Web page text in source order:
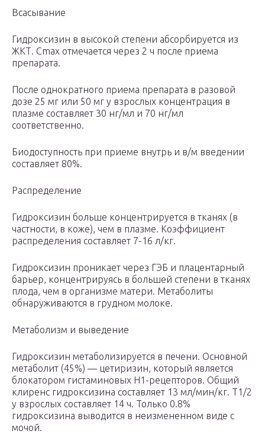
Всасывание
Гидроксизин в высокой степени абсорбируется из
ЖКТ. Cmax отмечается через 2 ч после приема
препарата.
После однократного приема препарата в разовой
дозе 25 мг или 50 мг у взрослых концентрация в
плазме составляет 30 нг/мл и 70 нг/мл
соответственно.
Биодоступность при приеме внутрь и в/м введении
составляет 80%.
Распределение
Гидроксизин больше концентрируется в тканях (в
частности, в коже), чем в плазме. Коэффициент
распределения составляет 7-16 л/кг.
Гидроксизин проникает через ГЭБ и плацентарный
барьер, концентрируясь в большей степени в тканях
плода, чем в организме матери. Метаболиты
обнаруживаются в грудном молоке.
Метаболизм и выведение
Гидроксизин метаболизируется в печени. Основной
метаболит (45%) — цетиризин, который является
блокатором гистаминовых Н1 -рецепторов. Общий
клиренс гидроксизина составляет 13 мл/мин/кг. T1/2
у взрослых составляет 14 ч. Только 0.8%
гидроксизина выводится в неизмененном виде с
мочой.